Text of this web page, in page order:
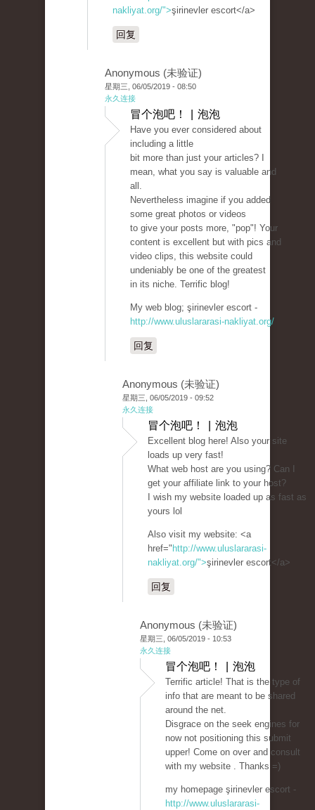
nakliyat.org/">şirinevler escort</a>
回复
Anonymous (未验证)
星期三, 06/05/2019 - 08:50
永久连接
冒个泡吧！ | 泡泡
Have you ever considered about
including a little
bit more than just your articles? I
mean, what you say is valuable and
all.
Nevertheless imagine if you added
some great photos or videos
to give your posts more, "pop"! Your
content is excellent but with pics and
video clips, this website could
undeniably be one of the greatest
in its niche. Terrific blog!
My web blog; şirinevler escort -
http://www.uluslararasi-nakliyat.org/
回复
Anonymous (未验证)
星期三, 06/05/2019 - 09:52
永久连接
冒个泡吧！ | 泡泡
Excellent blog here! Also your site
loads up very fast!
What web host are you using? Can I
get your affiliate link to your host?
I wish my website loaded up as fast as
yours lol
Also visit my website: <a
href=" http://www.uluslararasi-
nakliyat.org/">şirinevler escort</a>
回复
Anonymous (未验证)
星期三, 06/05/2019 - 10:53
永久连接
冒个泡吧！ | 泡泡
Terrific article! That is the type of
info that are meant to be shared
around the net.
Disgrace on the seek engines for
now not positioning this submit
upper! Come on over and consult
with my website . Thanks =)
my homepage şirinevler escort -
http://www.uluslararasi-